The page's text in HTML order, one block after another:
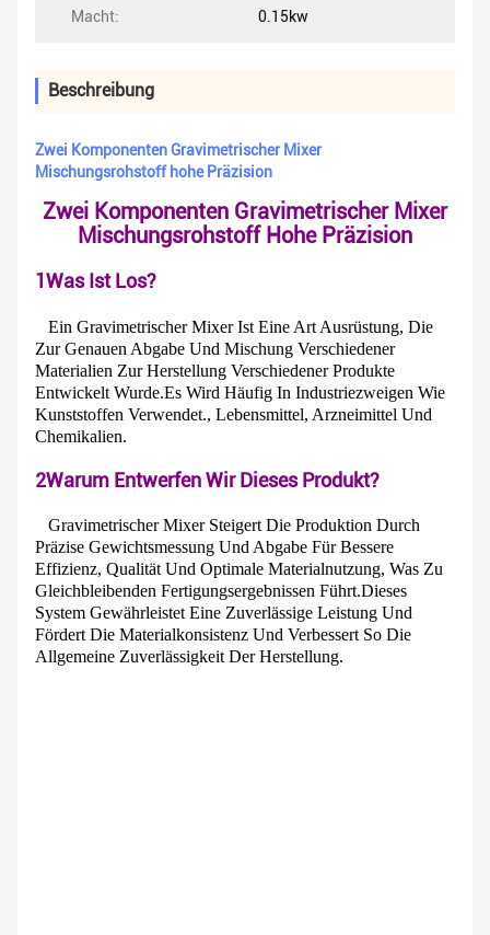
Macht: 0.15kw
Beschreibung
Zwei Komponenten Gravimetrischer Mixer
Mischungsrohstoff hohe Präzision
Zwei Komponenten Gravimetrischer Mixer
Mischungsrohstoff Hohe Präzision
1Was Ist Los?
Ein Gravimetrischer Mixer Ist Eine Art Ausrüstung, Die
Zur Genauen Abgabe Und Mischung Verschiedener
Materialien Zur Herstellung Verschiedener Produkte
Entwickelt Wurde.Es Wird Häufig In Industriezweigen Wie
Kunststoffen Verwendet., Lebensmittel, Arzneimittel Und
Chemikalien.
2Warum Entwerfen Wir Dieses Produkt?
Gravimetrischer Mixer Steigert Die Produktion Durch
Präzise Gewichtsmessung Und Abgabe Für Bessere
Effizienz, Qualität Und Optimale Materialnutzung, Was Zu
Gleichbleibenden Fertigungsergebnissen Führt.Dieses
System Gewährleistet Eine Zuverlässige Leistung Und
Fördert Die Materialkonsistenz Und Verbessert So Die
Allgemeine Zuverlässigkeit Der Herstellung.